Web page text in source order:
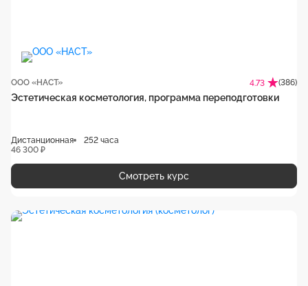
ООО «НАСТ» 4.73 (386)
Эстетическая косметология, программа переподготовки
Дистанционная
252 часа
46 300 ₽
Смотреть курс